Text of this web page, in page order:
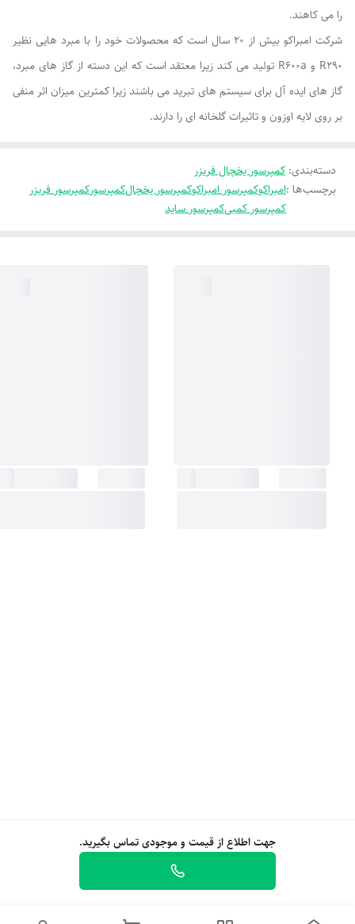
جهت اطلاع از قیمت و موجودی تماس بگیرید.
را می کاهند.
شرکت امبراکو بیش از 20 سال است که محصولات خود را با مبرد هایی نظیر
R290 و R600a تولید می کند زیرا معتقد است که این دسته از گاز های مبرد،
گاز های ایده آل برای سیستم های تبرید می باشند زیرا کمترین میزان اثر منفی
بر روی لایه اوزون و تاثیرات گلخانه ای را دارند.
دسته‌بندی: کمپرسور یخچال فریزر
برچسب‌ها :امبراکوکمپرسور امبراکوکمپرسور یخچالکمپرسورکمپرسور فریزر
کمپرسور کمبیکمپرسور ساید